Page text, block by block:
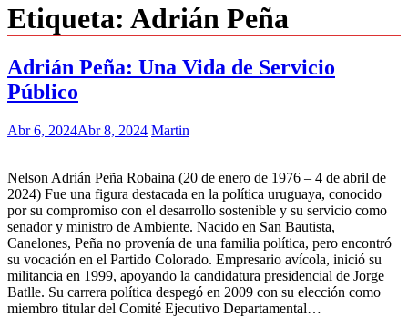
Etiqueta: Adrián Peña
Adrián Peña: Una Vida de Servicio
Público
Abr 6, 2024Abr 8, 2024 Martin
Nelson Adrián Peña Robaina (20 de enero de 1976 – 4 de abril de
2024) Fue una figura destacada en la política uruguaya, conocido
por su compromiso con el desarrollo sostenible y su servicio como
senador y ministro de Ambiente. Nacido en San Bautista,
Canelones, Peña no provenía de una familia política, pero encontró
su vocación en el Partido Colorado. Empresario avícola, inició su
militancia en 1999, apoyando la candidatura presidencial de Jorge
Batlle. Su carrera política despegó en 2009 con su elección como
miembro titular del Comité Ejecutivo Departamental…